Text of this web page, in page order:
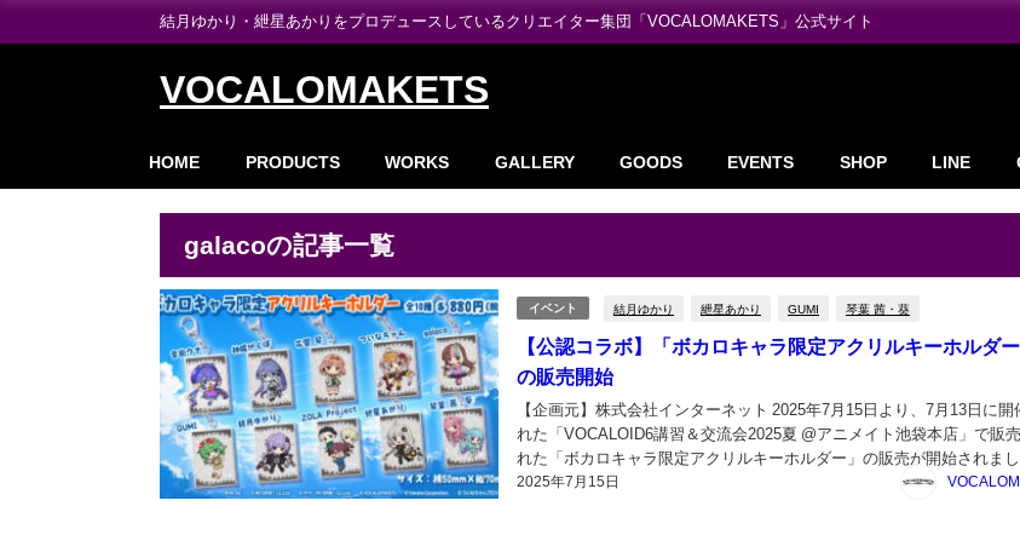
結月ゆかり・紲星あかりをプロデュースしているクリエイター集団「VOCALOMAKETS」公式サイト
VOCALOMAKETS
HOME PRODUCTS WORKS GALLERY GOODS EVENTS SHOP LINE
galacoの記事一覧
イベント 結月ゆかり 紲星あかり GUMI 琴葉 茜・葵
【公認コラボ】「ボカロキャラ限定アクリルキーホルダー
の販売開始
2025年7月15日
【企画元】株式会社インターネット 2025年7月15日より、7月13日に開
れた「VOCALOID6講習＆交流会2025夏 @アニメイト池袋本店」で販
れた「ボカロキャラ限定アクリルキーホルダー」の販売が開始されまし
た。 音楽制作・サウンド編集ソフト オンラインショップ shop.ssw.jp